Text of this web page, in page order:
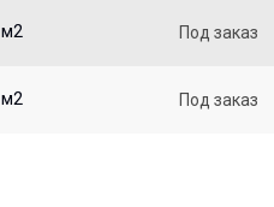
м2 Под заказ
м2 Под заказ